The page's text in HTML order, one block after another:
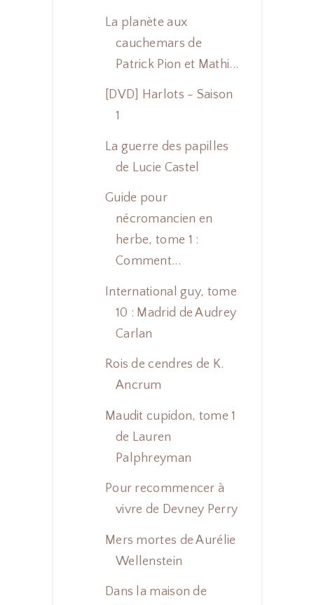
La planète aux
cauchemars de
Patrick Pion et Mathi...
[DVD] Harlots - Saison
1
La guerre des papilles
de Lucie Castel
Guide pour
nécromancien en
herbe, tome 1 :
Comment...
International guy, tome
10 : Madrid de Audrey
Carlan
Rois de cendres de K.
Ancrum
Maudit cupidon, tome 1
de Lauren
Palphreyman
Pour recommencer à
vivre de Devney Perry
Mers mortes de Aurélie
Wellenstein
Dans la maison de